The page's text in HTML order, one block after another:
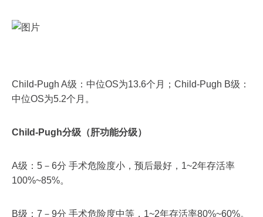
Child-Pugh A级：中位OS为13.6个月；Child-Pugh B级：
中位OS为5.2个月。
Child-Pugh分级（肝功能分级）
A级：5－6分 手术危险度小，预后最好，1~2年存活率
100%~85%。
B级：7－9分 手术危险度中等，1~2年存活率80%~60%。